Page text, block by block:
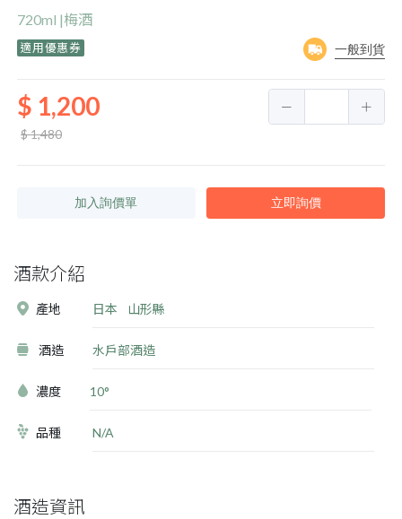
720ml |梅酒
適用優惠券 一般到貨
$ 1,200
$ 1,480
加入詢價單 立即詢價
酒款介紹
產地 日本 山形縣
酒造 水戶部酒造
濃度 10°
品種 N/A
酒造資訊